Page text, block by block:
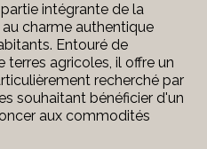
intégrante de la
charme authentique
Entouré de
terres agricoles, il offre un
recherché par
souhaitant bénéficier d'un
aux commodités